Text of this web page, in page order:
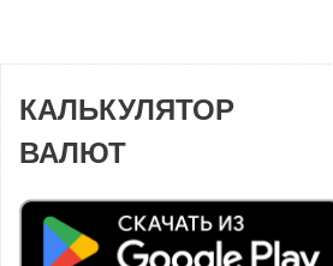
КАЛЬКУЛЯТОР
ВАЛЮТ